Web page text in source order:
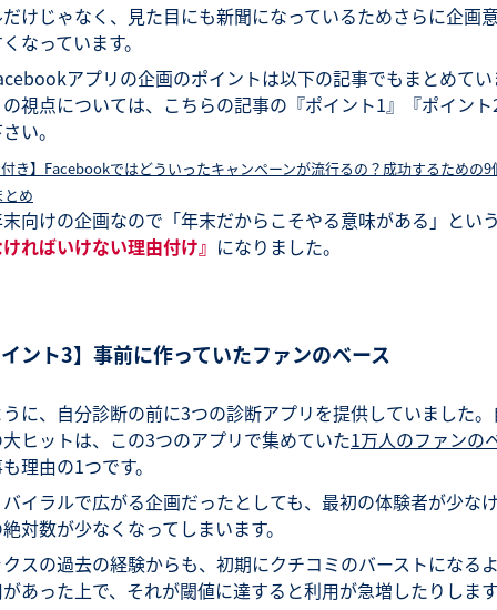
けじゃなく、見た目にも新聞になっているためさらに企画
なっています。
アプリの企画のポイントは以下の記事でもまとめてい
視点については、こちらの記事の『ポイント1』『ポイン
い。
き】Facebookではどういったキャンペーンが流行るの？成功するための9
め
向けの企画なので「年末だからこそやる意味がある」とい
ればいけない理由付け』 になりました。
ント3】事前に作っていたファンのベース
に、自分診断の前に3つの診断アプリを提供していました
ヒットは、この3つのアプリで集めていた1万人のファンの
理由の1つです。
イラルで広がる企画だったとしても、最初の体験者が少な
対数が少なくなってしまいます。
スの過去の経験からも、初期にクチコミのバーストになる
あった上で、それが閾値に達すると利用が急増したりしま